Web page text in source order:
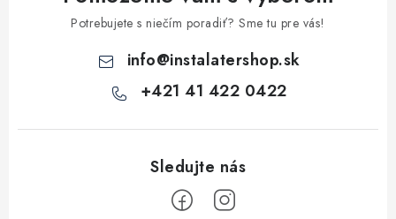
Potrebujete s niečím poradiť? Sme tu pre vás!
info@instalatershop.sk
+421 41 422 0422